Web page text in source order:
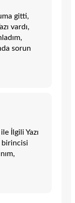
gitti,
vardı,
sorun
İlgili Yazı
birincisi